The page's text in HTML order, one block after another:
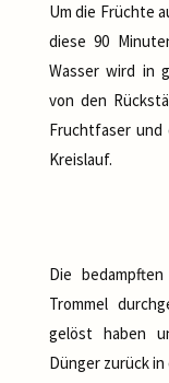
Um die Früchte
diese 90
Wasser wird in
von den
Fruchtfaser und
Kreislauf.
Die
Trommel
gelöst haben
Dünger zurück